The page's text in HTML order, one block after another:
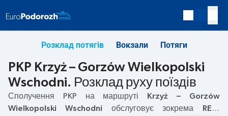
Розклад потягів Вокзали Потяги
PKP Krzyż – Gorzów Wielkopolski
Wschodni. Розклад руху поїздів
Сполучення PKP на маршруті
Krzyż – Gorzów
Wielkopolski Wschodni обслуговує зокрема REG.